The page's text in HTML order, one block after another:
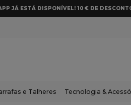
JÁ ESTÁ DISPONÍVEL! 10 € DE
e Talheres Tecnologia &